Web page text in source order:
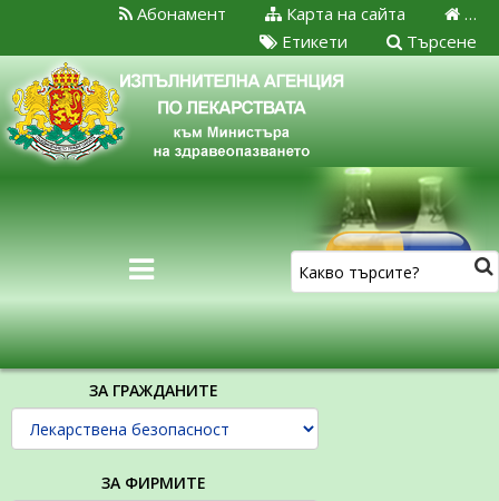
…
Карта на сайта
Абонамент
Търсене
Етикети
ЗА ГРАЖДАНИТЕ
ЗА ФИРМИТЕ